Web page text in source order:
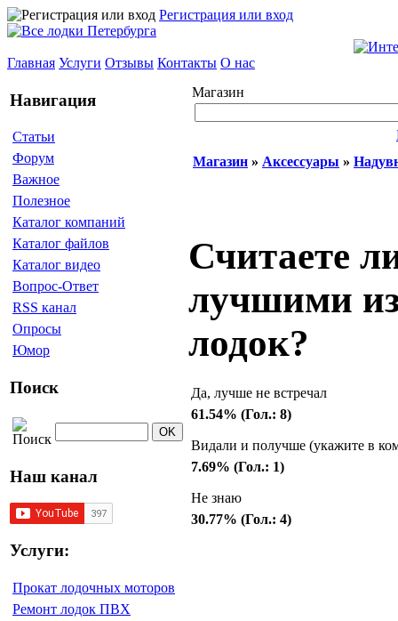
Регистрация или вход
Главная Услуги Отзывы Контакты О нас
Навигация
Статьи
Форум
Важное
Полезное
Каталог компаний
Каталог файлов
Каталог видео
Вопрос-Ответ
RSS канал
Опросы
Юмор
Поиск
Наш канал
Услуги:
Прокат лодочных моторов
Ремонт лодок ПВХ
Магазин
Магазин » Аксессуары »
Считаете
лучшими
лодок?
Да, лучше не встречал
61.54% (Гол.: 8)
Видали и получше (укажите в
7.69% (Гол.: 1)
Не знаю
30.77% (Гол.: 4)